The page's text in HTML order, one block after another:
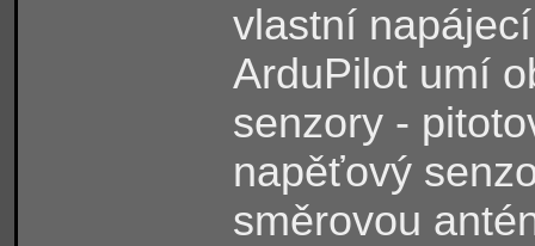
vlastní
ArduPilot umí
senzory -
napěťový
směrovou